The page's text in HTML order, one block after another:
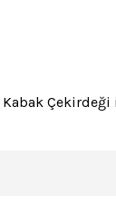
Çekirdeği